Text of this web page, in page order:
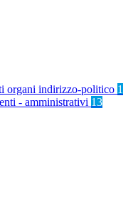
organi indirizzo-politico 1
- amministrativi 13